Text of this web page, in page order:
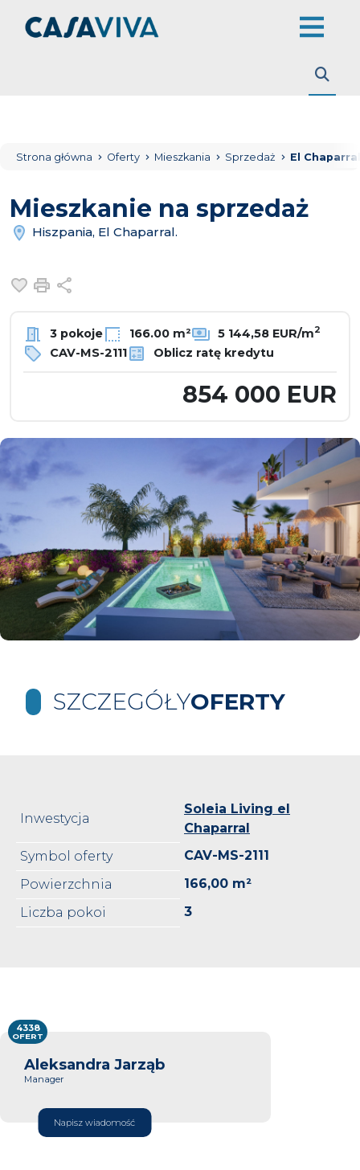
Strona główna Oferty Mieszkania Sprzedaż El
Mieszkanie na sprzedaż
Hiszpania, El Chaparral.
Dodaj do ulubionych
Drukuj
3 pokoje 166.00 m² 5 144,58 EUR/m2
CAV-MS-2111 Oblicz ratę kredytu
854 000 EUR
SZCZEGÓŁYOFERTY
Inwestycja
Soleia Living el
Chaparral
Symbol oferty
CAV-MS-2111
Powierzchnia
166,00 m²
Liczba pokoi
3
Aleksandra Jarząb
Manager
Napisz wiadomość
4338
OFERT